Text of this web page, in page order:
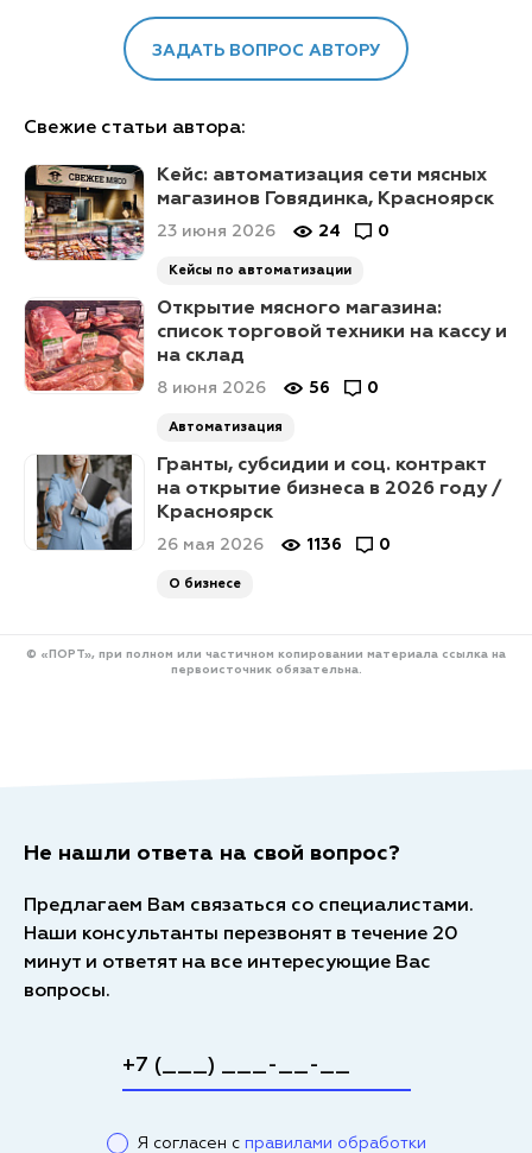
ЗАДАТЬ ВОПРОС АВТОРУ
Свежие статьи автора:
Кейс: автоматизация сети мясных
магазинов Говядинка, Красноярск
23 июня 2026 24 0
Кейсы по автоматизации
Открытие мясного магазина:
список торговой техники на кассу и
на склад
8 июня 2026 56 0
Автоматизация
Гранты, субсидии и соц. контракт
на открытие бизнеса в 2026 году /
Красноярск
26 мая 2026 1136 0
О бизнесе
© «ПОРТ», при полном или частичном копировании материала ссылка на
первоисточник обязательна.
Не нашли ответа на свой вопрос?
Предлагаем Вам связаться со специалистами.
Наши консультанты перезвонят в течение 20
минут и ответят на все интересующие Вас
вопросы.
Я согласен с правилами обработки